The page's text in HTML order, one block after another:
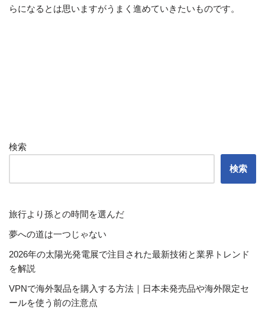
らになるとは思いますがうまく進めていきたいものです。
検索
検索
旅行より孫との時間を選んだ
夢への道は一つじゃない
2026年の太陽光発電展で注目された最新技術と業界トレンド
を解説
VPNで海外製品を購入する方法｜日本未発売品や海外限定セ
ールを使う前の注意点